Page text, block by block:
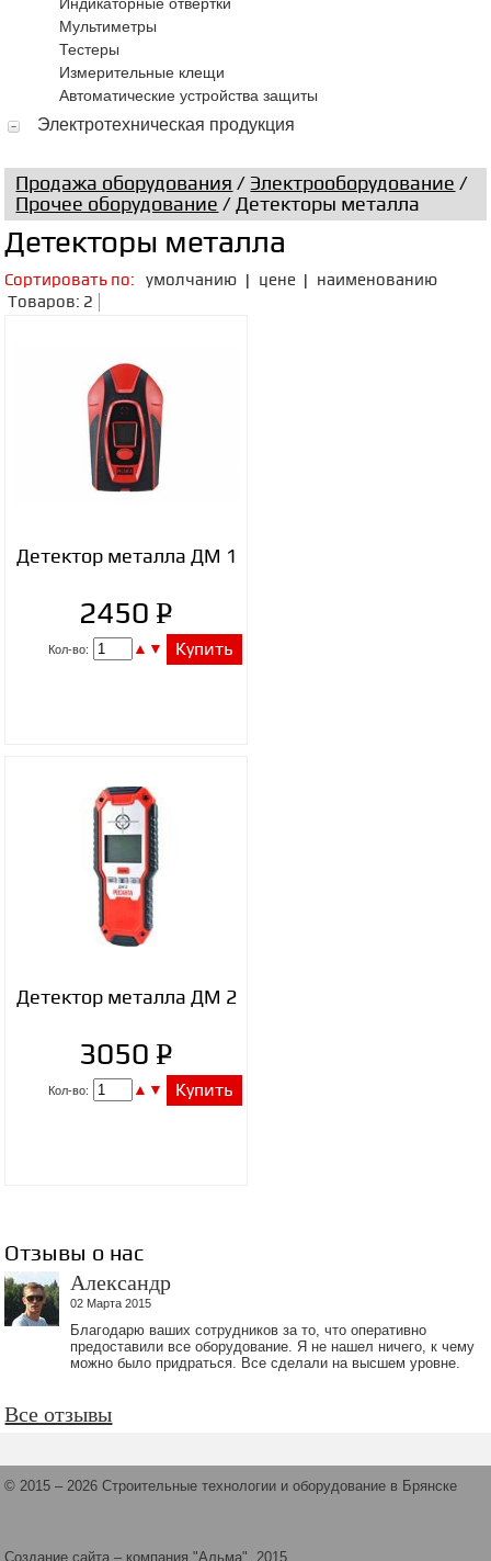
Мультиметры
Тестеры
Измерительные клещи
Автоматические устройства защиты
Электротехническая продукция
Продажа оборудования /Электрооборудование /
Прочее оборудование / Детекторы металла
Детекторы металла
Сортировать по: умолчанию | цене |
наименованию
Товаров: 2
Детектор металла ДМ 1
2450P
УБ.
Кол-во: ▲ ▼ Купить
Детектор металла ДМ 2
3050P
УБ.
Кол-во: ▲ ▼ Купить
Отзывы о нас
Александр
02 Марта 2015
Благодарю ваших сотрудников за то, что оперативно
предоставили все оборудование. Я не нашел ничего, к чему
можно было придраться. Все сделали на высшем уровне.
Все отзывы
© 2015 – 2026 Строительные технологии и оборудование в Брянске
Создание сайта – компания "Альма", 2015